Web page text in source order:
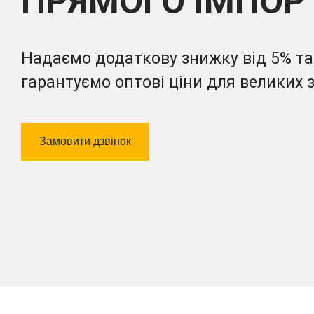
Надаємо додаткову знижку від 5% та
гарантуємо оптові ціни для великих
Замовити дзвінок